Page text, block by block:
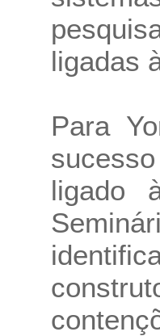
ligadas
Para
ligado